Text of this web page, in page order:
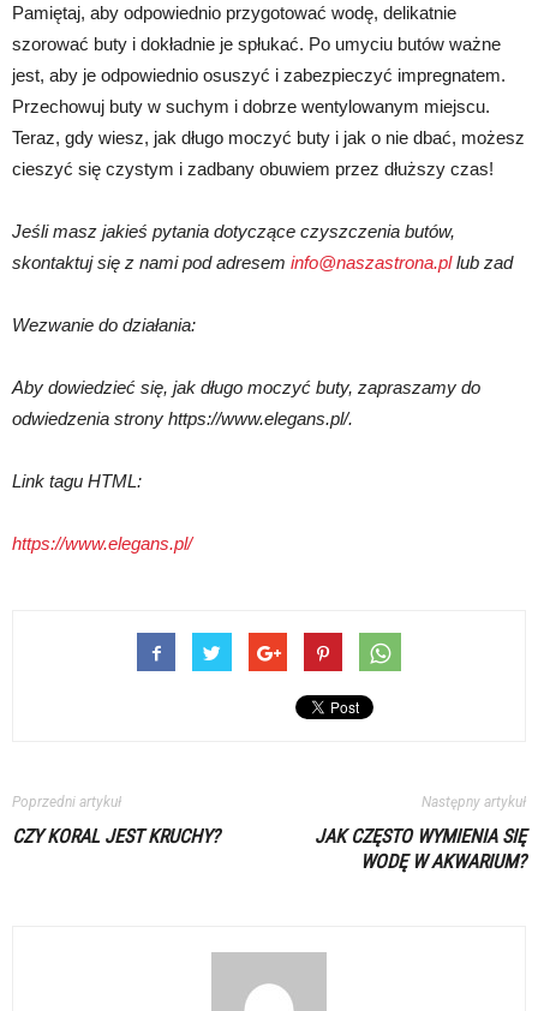
Pamiętaj, aby odpowiednio przygotować wodę, delikatnie
szorować buty i dokładnie je spłukać. Po umyciu butów ważne
jest, aby je odpowiednio osuszyć i zabezpieczyć impregnatem.
Przechowuj buty w suchym i dobrze wentylowanym miejscu.
Teraz, gdy wiesz, jak długo moczyć buty i jak o nie dbać, możesz
cieszyć się czystym i zadbany obuwiem przez dłuższy czas!
Jeśli masz jakieś pytania dotyczące czyszczenia butów,
skontaktuj się z nami pod adresem info@naszastrona.pllub zad
Wezwanie do działania:
Aby dowiedzieć się, jak długo moczyć buty, zapraszamy do
odwiedzenia strony https://www.elegans.pl/.
Link tagu HTML:
https://www.elegans.pl/
Poprzedni artykuł
CZY KORAL JEST KRUCHY?
Następny artykuł
JAK CZĘSTO WYMIENIA SIĘ
WODĘ W AKWARIUM?